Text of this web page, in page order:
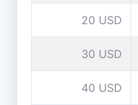
20 USD
30 USD
40 USD